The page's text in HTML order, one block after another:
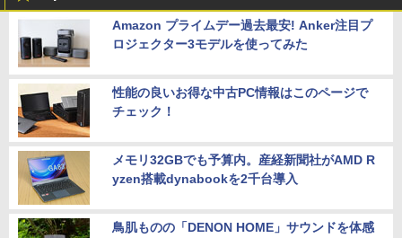
Amazon プライムデー過去最安! Anker注目プ
ロジェクター3モデルを使ってみた
性能の良いお得な中古PC情報はこのページで
チェック！
メモリ32GBでも予算内。産経新聞社がAMD R
yzen搭載dynabookを2千台導入
鳥肌ものの「DENON HOME」サウンドを体感